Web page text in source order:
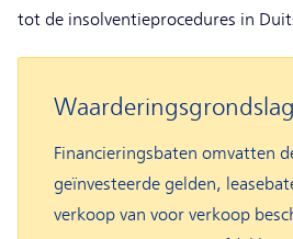
tot de insolventieprocedures in
Waarderingsgrondslag
Financieringsbaten omvatten
geïnvesteerde gelden,
verkoop van voor verkoop